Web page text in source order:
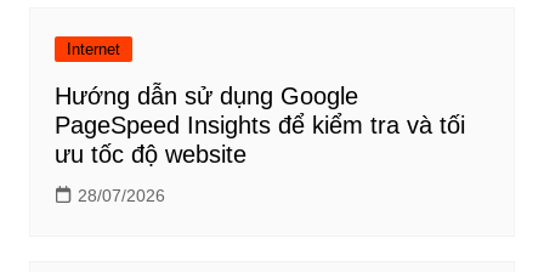
Internet
Hướng dẫn sử dụng Google
PageSpeed Insights để kiểm tra và tối
ưu tốc độ website
28/07/2026